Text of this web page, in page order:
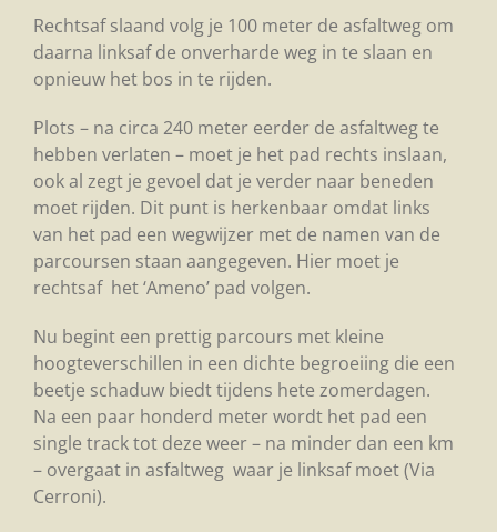
Rechtsaf slaand volg je 100 meter de asfaltweg om
daarna linksaf de onverharde weg in te slaan en
opnieuw het bos in te rijden.
Plots – na circa 240 meter eerder de asfaltweg te
hebben verlaten – moet je het pad rechts inslaan,
ook al zegt je gevoel dat je verder naar beneden
moet rijden. Dit punt is herkenbaar omdat links
van het pad een wegwijzer met de namen van de
parcoursen staan aangegeven. Hier moet je
rechtsaf het ‘Ameno’ pad volgen.
Nu begint een prettig parcours met kleine
hoogteverschillen in een dichte begroeiing die een
beetje schaduw biedt tijdens hete zomerdagen.
Na een paar honderd meter wordt het pad een
single track tot deze weer – na minder dan een km
– overgaat in asfaltweg waar je linksaf moet (Via
Cerroni).